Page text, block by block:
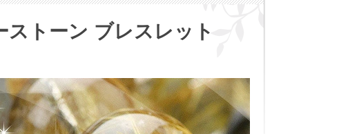
ストーン ブレスレット